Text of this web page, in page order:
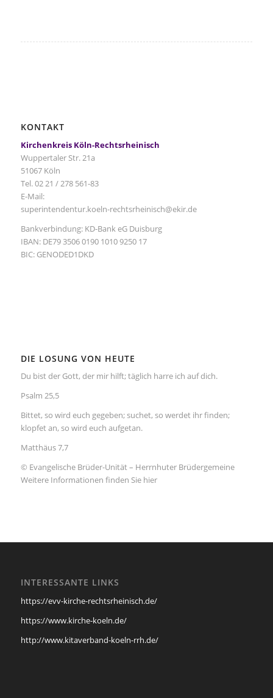
KONTAKT
Kirchenkreis Köln-Rechtsrheinisch
Wuppertaler Str. 21a
51067 Köln
Tel. 02 21 / 278 561-83
E-Mail:
superintendentur.koeln-rechtsrheinisch@ekir.de
Bankverbindung: KD-Bank eG Duisburg
IBAN: DE79 3506 0190 1010 9250 17
BIC: GENODED1DKD
DIE LOSUNG VON HEUTE
Du bist der Gott, der mir hilft; täglich harre ich auf dich.
Psalm 25,5
Bittet, so wird euch gegeben; suchet, so werdet ihr finden;
klopfet an, so wird euch aufgetan.
Matthäus 7,7
© Evangelische Brüder-Unität – Herrnhuter Brüdergemeine
Weitere Informationen finden Sie hier
INTERESSANTE LINKS
https://evv-kirche-rechtsrheinisch.de/
https://www.kirche-koeln.de/
http://www.kitaverband-koeln-rrh.de/